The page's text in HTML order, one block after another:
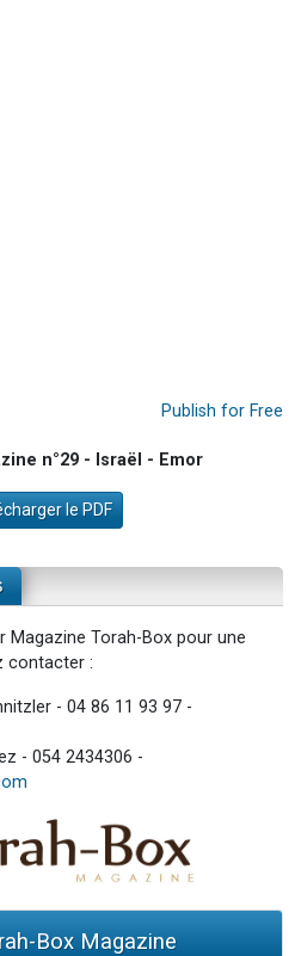
Publish for Free
n°29 - Israël - Emor
le PDF
Magazine Torah-Box pour une
contacter :
- 04 86 11 93 97 -
- 054 2434306 -
Box Magazine